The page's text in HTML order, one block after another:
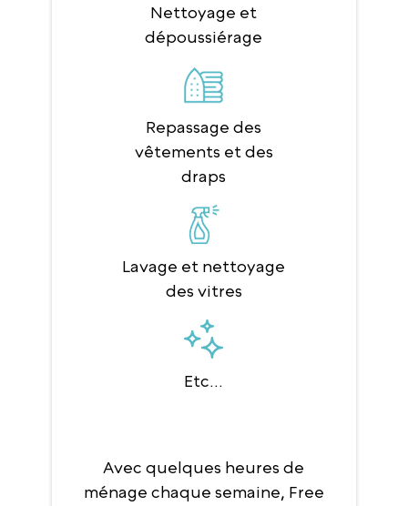
Nettoyage et
dépoussiérage
Repassage des
vêtements et des
draps
Lavage et nettoyage
des vitres
Etc...
Avec quelques heures de
ménage chaque semaine, Free